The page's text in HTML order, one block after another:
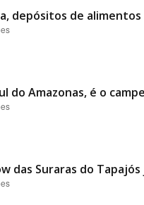
depósitos de
do Amazonas, é o
das Suraras do